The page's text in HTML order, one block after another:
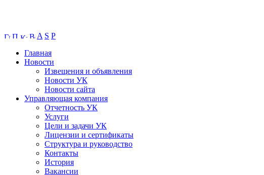
A S P
Главная
Новости
Извещения и объявления
Новости УК
Новости сайта
Управляющая компания
Отчетность УК
Услуги
Цели и задачи УК
Лицензии и сертификаты
Структура и руководство
Контакты
История
Вакансии